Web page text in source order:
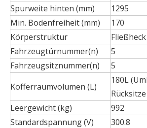
Spurweite hinten (mm)
1295
Min. Bodenfreiheit (mm)
170
Körperstruktur
Fließheck
Fahrzeugtürnummer(n)
5
Fahrzeugsitznummer(n)
5
Kofferraumvolumen (L)
180L
Leergewicht (kg)
992
Standardspannung (V)
300.8